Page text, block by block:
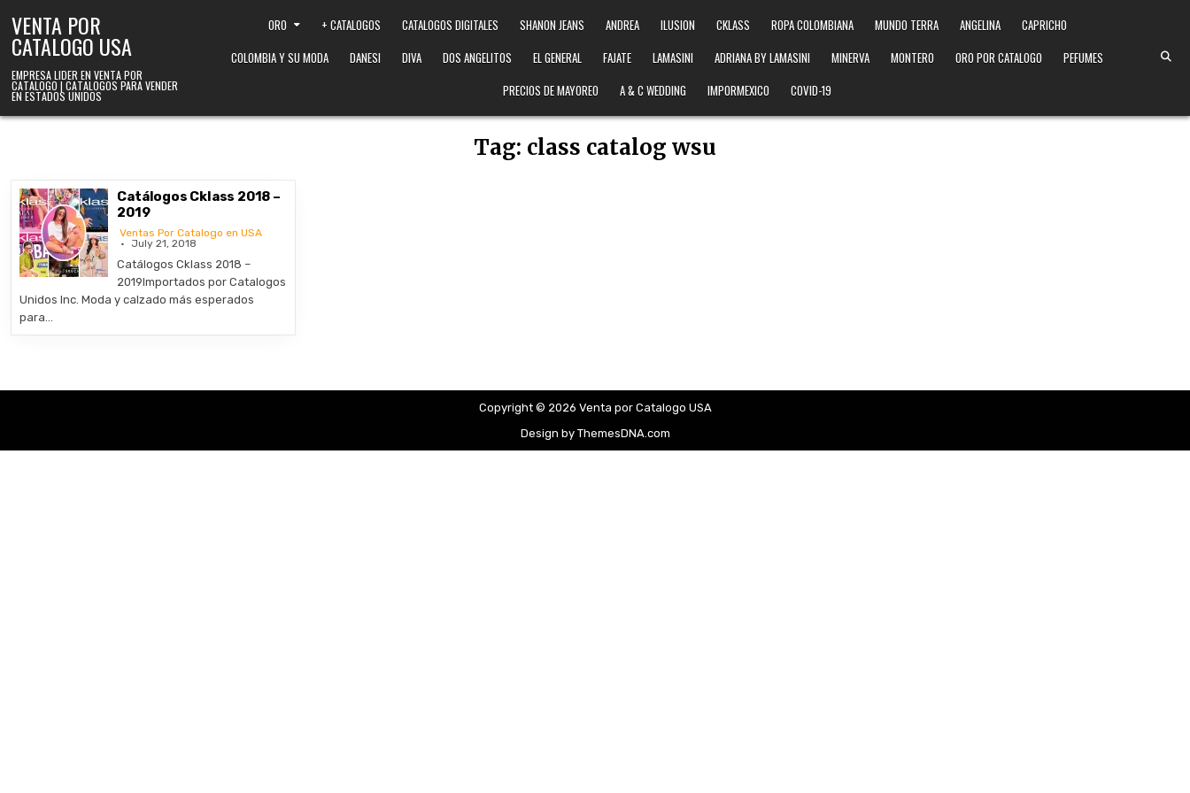
VENTA POR
CATALOGO USA
EMPRESA LIDER EN VENTA POR
CATALOGO | CATALOGOS PARA VENDER
EN ESTADOS UNIDOS
ORO + CATALOGOS CATALOGOS DIGITALES SHANON JEANS ANDREA ILUSION CKLASS ROPA COLOMBIANA MUNDO TERRA ANGELINA
CAPRICHO
COLOMBIA Y SU MODA
DANESI DIVA DOS ANGELITOS EL GENERAL FAJATE LAMASINI ADRIANA BY LAMASINI MINERVA MONTERO ORO POR CATALOGO
PEFUMES
PRECIOS DE MAYOREO
A & C WEDDING IMPORMEXICO COVID-19
Tag: class catalog wsu
Catálogos Cklass 2018 –
2019
Ventas Por Catalogo en USA
July 21, 2018
Catálogos Cklass 2018 –
2019Importados por Catalogos
Unidos Inc. Moda y calzado más esperados
para…
Copyright © 2026 Venta por Catalogo USA
Design by ThemesDNA.com